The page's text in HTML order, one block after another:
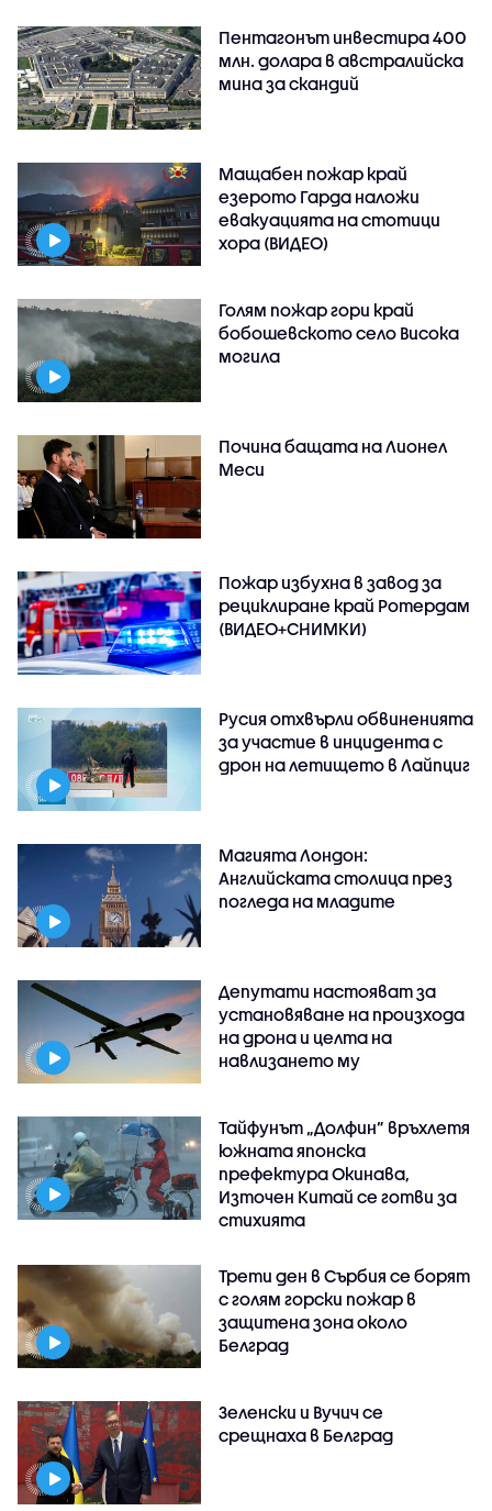
Пентагонът инвестира 400
млн. долара в австралийска
мина за скандий
Мащабен пожар край
езерото Гарда наложи
евакуацията на стотици
хора (ВИДЕО)
Голям пожар гори край
бобошевското село Висока
могила
Почина бащата на Лионел
Меси
Пожар избухна в завод за
рециклиране край Ротердам
(ВИДЕО+СНИМКИ)
Русия отхвърли обвиненията
за участие в инцидента с
дрон на летището в Лайпциг
Магията Лондон:
Английската столица през
погледа на младите
Депутати настояват за
установяване на произхода
на дрона и целта на
навлизането му
Тайфунът „Долфин” връхлетя
южната японска
префектура Окинава,
Източен Китай се готви за
стихията
Трети ден в Сърбия се борят
с голям горски пожар в
защитена зона около
Белград
Зеленски и Вучич се
срещнаха в Белград